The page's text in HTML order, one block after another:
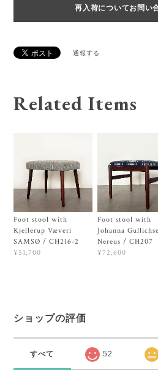
再入荷についてお問い
通報する
Related Items
Foot stool with
Kjellerup Væveri
SAMSØ / CH216-2
¥51,700
Foot stool with
Johanna
Nereus / CH207
¥72,600
ショップの評価
すべて 52